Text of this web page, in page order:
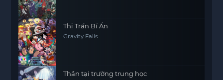
Thị Trấn Bí Ẩn
Gravity Falls
Thần tại trường trung học